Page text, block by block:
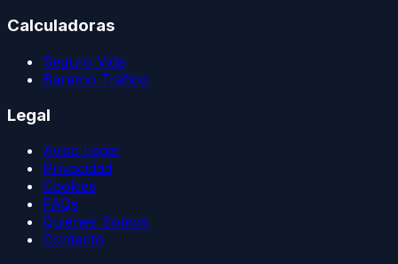
Calculadoras
Seguro Vida
Baremo Tráfico
Legal
Aviso Legal
Privacidad
Cookies
FAQs
Quiénes Somos
Contacto